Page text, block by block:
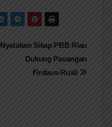
Nyatakan Sikap PBB Riau
Dukung Pasangan
Firdaus-Rusli